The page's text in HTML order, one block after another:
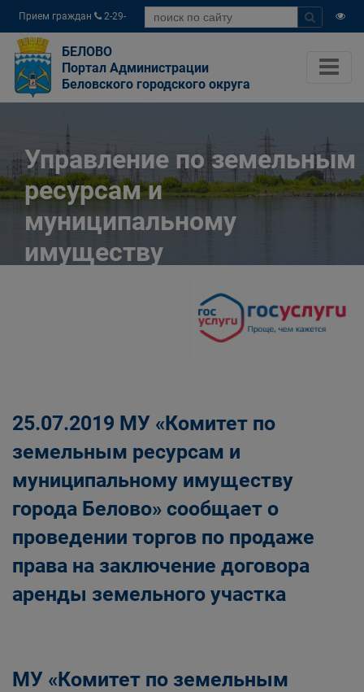
Прием граждан
2-29-
04
БЕЛОВО
Портал Администрации
Беловского городского округа
Управление по земельным
ресурсам и
муниципальному
имуществу
Беловского городского
Беловского городского округа
Управление по земельным ресурсам и
муниципальному имуществу Администрации
Беловского городского округа
25.07.2019 МУ «Комитет по
земельным ресурсам и
муниципальному имуществу
города Белово» сообщает о
проведении торгов по продаже
права на заключение договора
аренды земельного участка
МУ «Комитет по земельным